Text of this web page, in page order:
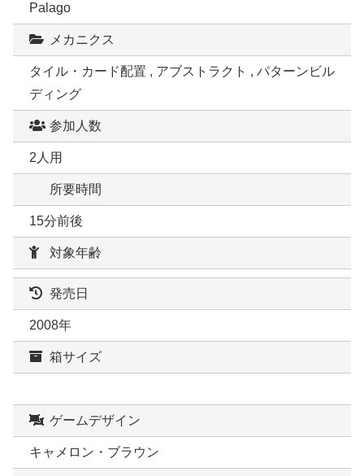
Palago
メカニクス
タイル・カード配置 , アブストラクト , パターンビル
ディング
参加人数
2人用
所要時間
15分前後
対象年齢
発売日
2008年
箱サイズ
ゲームデザイン
キャメロン・ブラウン